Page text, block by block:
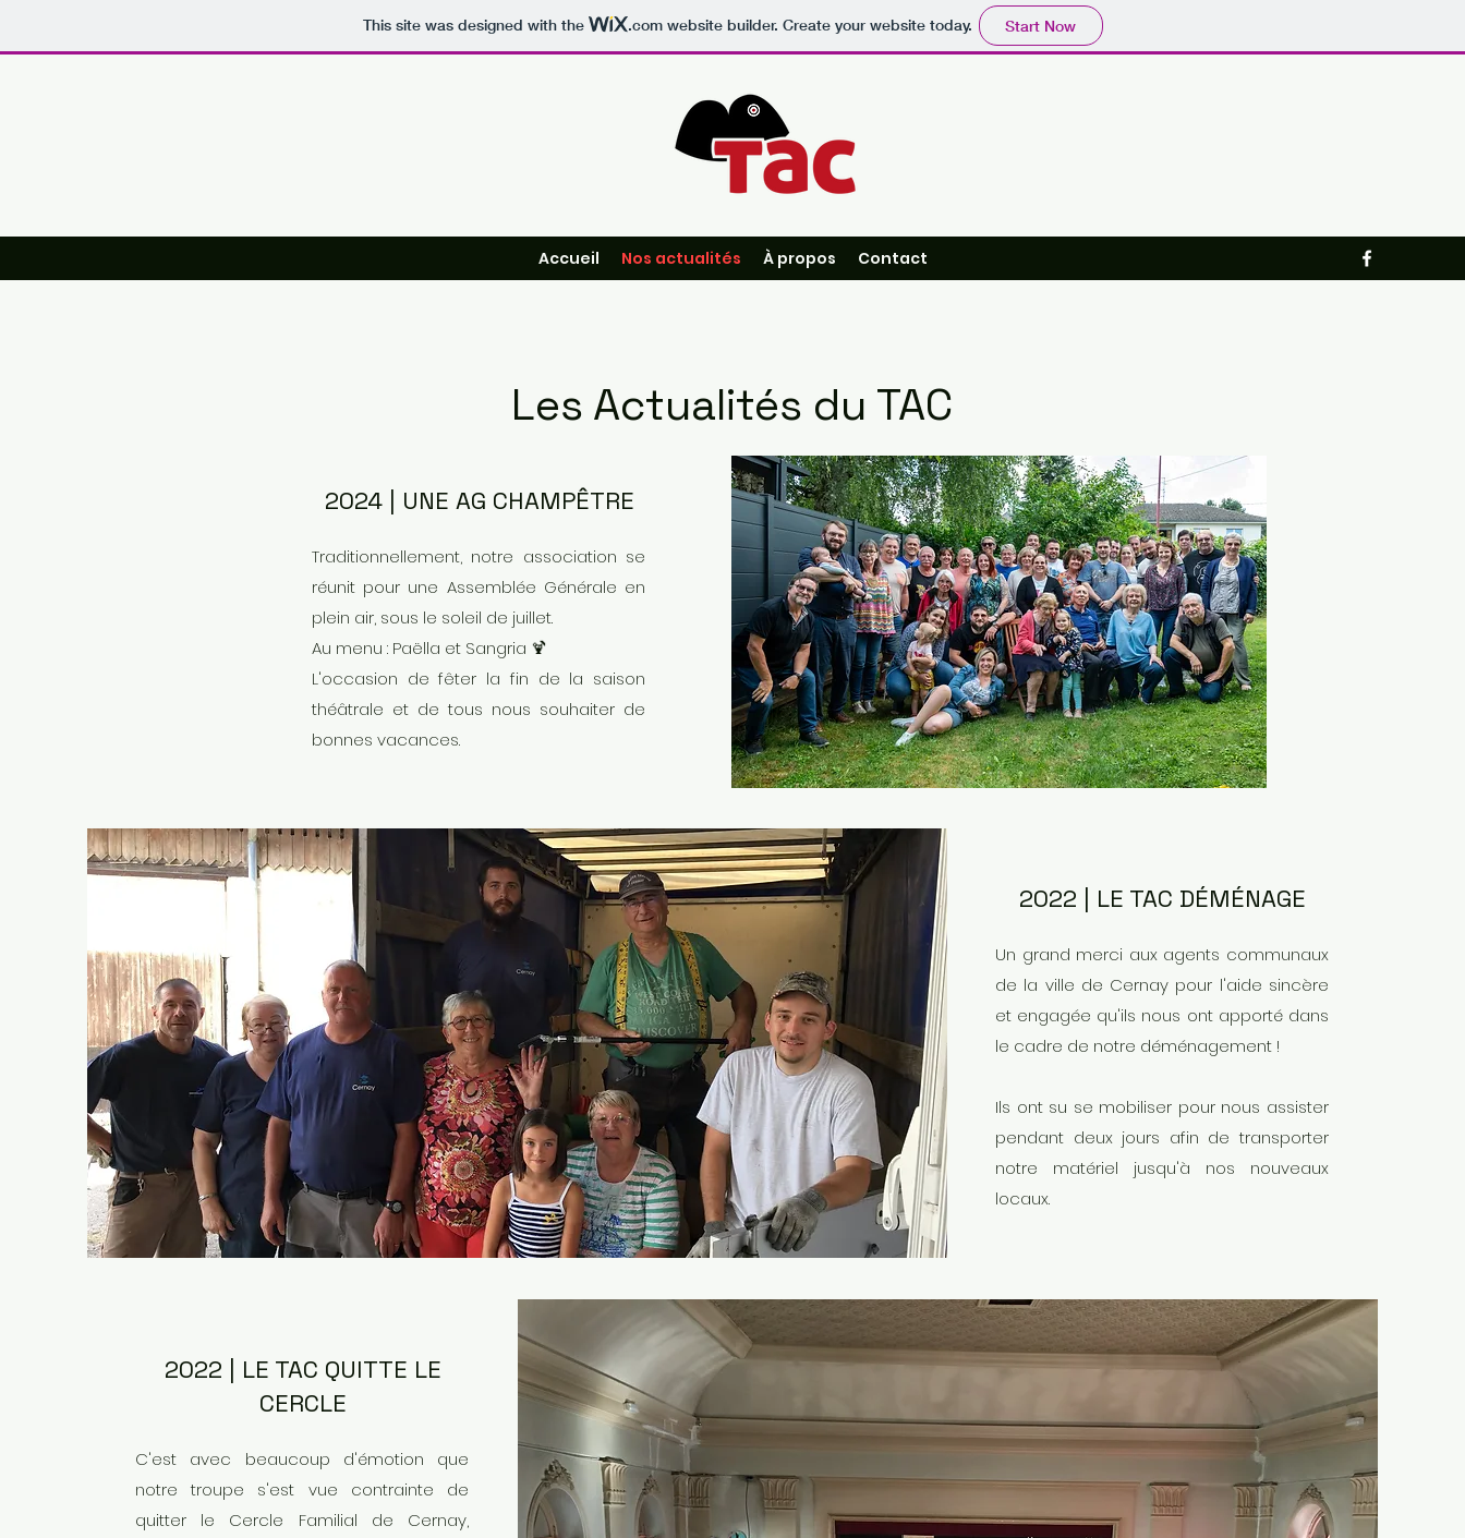
This site was designed with the .comwebsite builder. Create your website today. Start Now
Accueil Nos actualités À propos Contact
Les Actualités du TAC
2022 | LE TAC DÉMÉNAGE
​Un grand merci aux agents communaux
de la ville de Cernay pour l'aide sincère
et engagée qu'ils nous ont apporté dans
le cadre de notre déménagement !
Ils ont su se mobiliser pour nous assister
pendant deux jours afin de transporter
notre matériel jusqu'à nos nouveaux
locaux.
2022 | LE TAC QUITTE LE
CERCLE
C'est avec beaucoup d'émotion que
notre troupe s'est vue contrainte de
quitter le Cercle Familial de Cernay,
2024 | UNE AG CHAMPÊTRE
Traditionnellement, notre association se
réunit pour une Assemblée Générale en
plein air, sous le soleil de juillet.
Au menu : Paëlla et Sangria 🍹
L'occasion de fêter la fin de la saison
théâtrale et de tous nous souhaiter de
bonnes vacances.